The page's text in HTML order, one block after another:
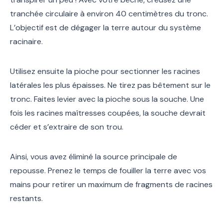
tranchée circulaire à environ 40 centimètres du tronc.
L’objectif est de dégager la terre autour du système
racinaire.
Utilisez ensuite la pioche pour sectionner les racines
latérales les plus épaisses. Ne tirez pas bêtement sur le
tronc. Faites levier avec la pioche sous la souche. Une
fois les racines maîtresses coupées, la souche devrait
céder et s’extraire de son trou.
Ainsi, vous avez éliminé la source principale de
repousse. Prenez le temps de fouiller la terre avec vos
mains pour retirer un maximum de fragments de racines
restants.